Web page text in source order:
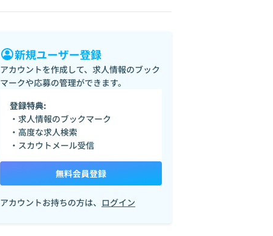
新規ユーザー登録
アカウントを作成して、求人情報のブック
マークや応募の管理ができます。
登録特典:
・求人情報のブックマーク
・高度な求人検索
・スカウトメール受信
無料会員登録
アカウントお持ちの方は、 ログイン